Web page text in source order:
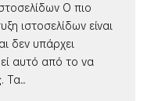
Ο πιο
ιστοσελίδων είναι
δεν υπάρχει
αυτό από το να
Τα...